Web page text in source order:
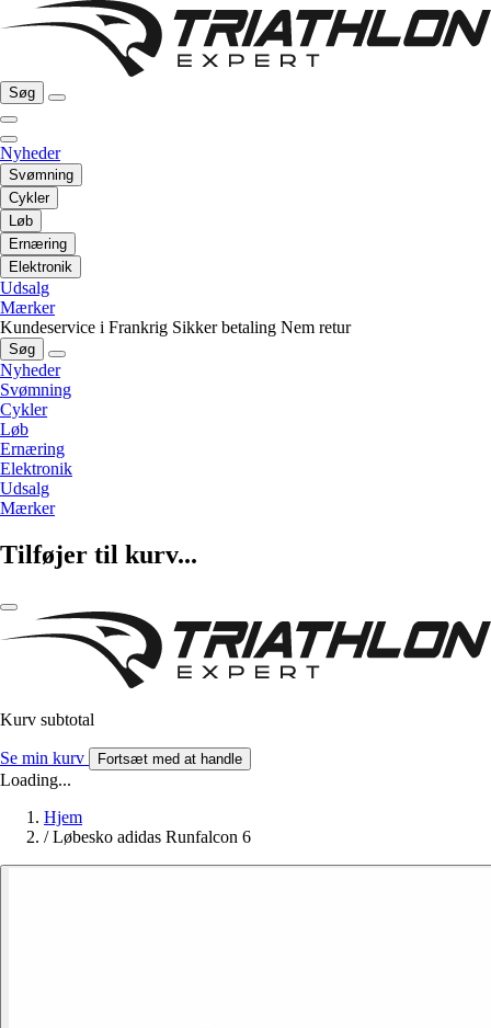
Søg
Nyheder
Svømning
Cykler
Løb
Ernæring
Elektronik
Udsalg
Mærker
Kundeservice i Frankrig Sikker betaling Nem retur
Søg
Nyheder
Svømning
Cykler
Løb
Ernæring
Elektronik
Udsalg
Mærker
Tilføjer til kurv...
Kurv subtotal
Se min kurv Fortsæt med at handle
Loading...
Hjem
/ Løbesko adidas Runfalcon 6